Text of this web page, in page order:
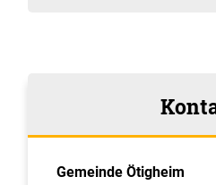
Gemeinde Ötigheim